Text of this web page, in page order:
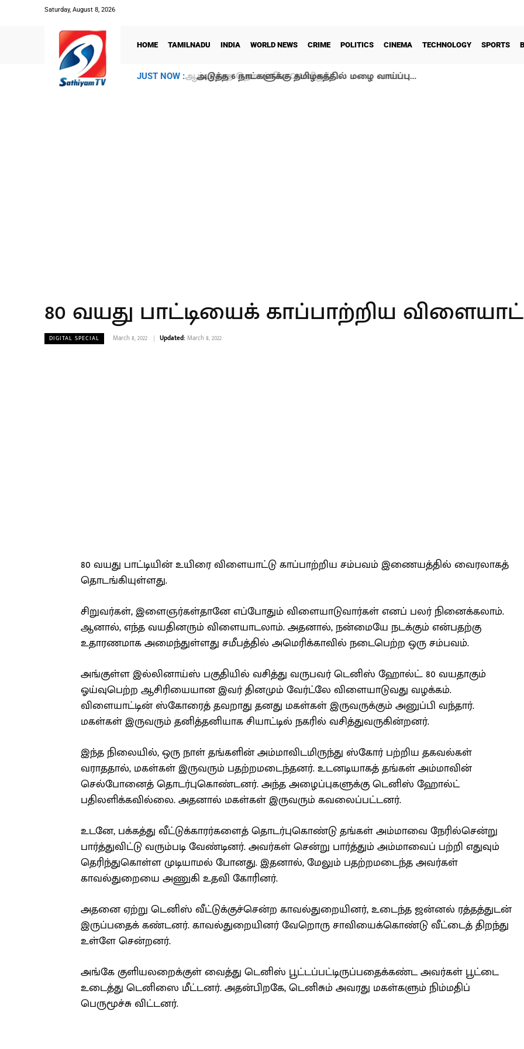
Saturday, August 8, 2026
HOME TAMILNADU INDIA WORLD NEWS CRIME POLITICS CINEMA TECHNOLOGY SPORTS
JUST NOW : அடுத்த 6 நாட்களுக்கு தமிழகத்தில் மழை வாய்ப்பு…
80 வயது பாட்டியைக் காப்பாற்றிய
DIGITAL SPECIAL March 8, 2022 Updated: March 8, 2022
80 வயது பாட்டியின் உயிரை விளையாட்டு காப்பாற்றிய சம்பவம் இணையத்தில் வைரலாகத்
தொடங்கியுள்ளது.
சிறுவர்கள், இளைஞர்கள்தானே எப்போதும் விளையாடுவார்கள் எனப் பலர் நினைக்கலாம்.
ஆனால், எந்த வயதினரும் விளையாடலாம். அதனால், நன்மையே நடக்கும் என்பதற்கு
உதாரணமாக அமைந்துள்ளது சமீபத்தில் அமெரிக்காவில் நடைபெற்ற ஒரு சம்பவம்.
அங்குள்ள இல்லினாய்ஸ் பகுதியில் வசித்து வருபவர் டெனிஸ் ஹோல்ட். 80 வயதாகும்
ஓய்வுபெற்ற ஆசிரியையான இவர் தினமும் வேர்ட்லே விளையாடுவது வழக்கம்.
விளையாட்டின் ஸ்கோரைத் தவறாது தனது மகள்கள் இருவருக்கும் அனுப்பி வந்தார்.
மகள்கள் இருவரும் தனித்தனியாக சியாட்டில் நகரில் வசித்துவருகின்றனர்.
இந்த நிலையில், ஒரு நாள் தங்களின் அம்மாவிடமிருந்து ஸ்கோர் பற்றிய தகவல்கள்
வராததால், மகள்கள் இருவரும் பதற்றமடைந்தனர். உடனடியாகத் தங்கள் அம்மாவின்
செல்போனைத் தொடர்புகொண்டனர். அந்த அழைப்புகளுக்கு டெனிஸ் ஹோல்ட்
பதிலளிக்கவில்லை. அதனால் மகள்கள் இருவரும் கவலைப்பட்டனர்.
உடனே, பக்கத்து வீட்டுக்காரர்களைத் தொடர்புகொண்டு தங்கள் அம்மாவை நேரில்சென்று
பார்த்துவிட்டு வரும்படி வேண்டினர். அவர்கள் சென்று பார்த்தும் அம்மாவைப் பற்றி எதுவும்
தெரிந்துகொள்ள முடியாமல் போனது. இதனால், மேலும் பதற்றமடைந்த அவர்கள்
காவல்துறையை அணுகி உதவி கோரினர்.
அதனை ஏற்று டெனிஸ் வீட்டுக்குச்சென்ற காவல்துறையினர், உடைந்த ஜன்னல் ரத்தத்துடன்
இருப்பதைக் கண்டனர். காவல்துறையினர் வேறொரு சாவியைக்கொண்டு வீட்டைத் திறந்து
உள்ளே சென்றனர்.
அங்கே குளியலறைக்குள் வைத்து டெனிஸ் பூட்டப்பட்டிருப்பதைக்கண்ட அவர்கள் பூட்டை
உடைத்து டெனிஸை மீட்டனர். அதன்பிறகே, டெனிசும் அவரது மகள்களும் நிம்மதிப்
பெருமூச்சு விட்டனர்.